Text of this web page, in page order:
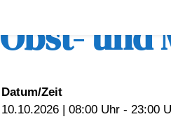
Obst- und
Datum/Zeit
10.10.2026 | 08:00 Uhr - 23:00